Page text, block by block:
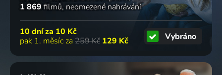
1 869 filmů neomezené nahrávání
10 dní za 10 Kč
pak 1. měsíc za 259 Kč 129 Kč Vybráno